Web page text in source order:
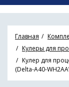
Главная
Кулеры для
Кулер для
(Delta-A40-